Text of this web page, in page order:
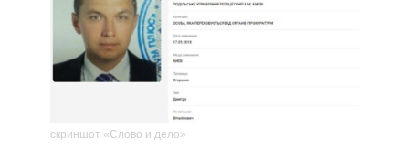
скриншот «Слово и дело»